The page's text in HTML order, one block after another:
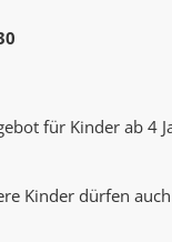
für Kinder ab 4
Kinder dürfen